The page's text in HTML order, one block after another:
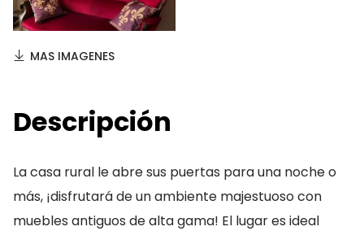
MAS IMAGENES
Descripción
La casa rural le abre sus puertas para una noche o
más, ¡disfrutará de un ambiente majestuoso con
muebles antiguos de alta gama! El lugar es ideal